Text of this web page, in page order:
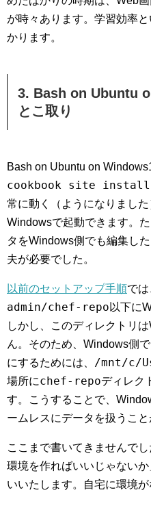
が時々あります。学習効率
かります。
3. Bash on Ubuntu
とこ取り
Bash on Ubuntu on
cookbook site install
常に動く（ようになりまし
Windowsで起動できます。
タをWindows側でも編集し
夫が必要でした。
以前のセットアップ手順で
admin/chef-repo 以下に
しかし、このディレクトリ
ん。そのため、Windows側
にするためには、 /mnt/c/
場所にchef-repoディレク
す。こうすることで、
ームレスにデータを扱うこ
ここまで書いてきませんで
環境を作ればいいじゃない
いいたします。自宅に環境が